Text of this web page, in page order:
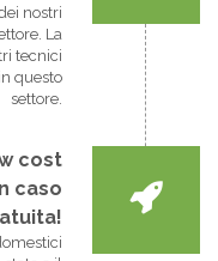
nostri
La
tecnici
questo
settore.
cost
caso